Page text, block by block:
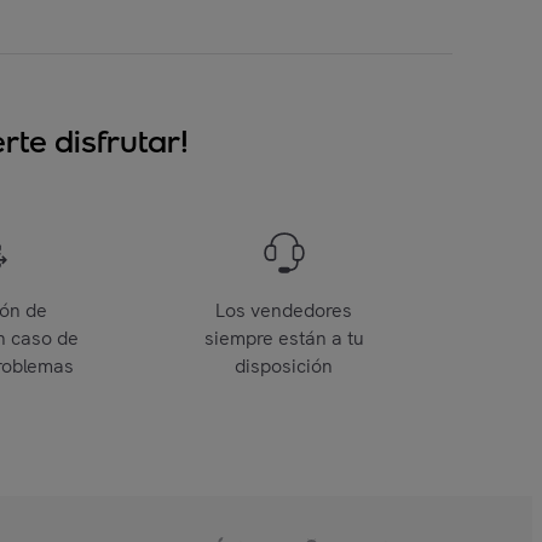
disfrutar!
de
caso de
Los vendedores
siempre están a tu
disposición